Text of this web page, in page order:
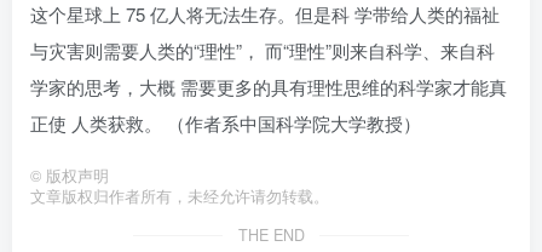
这个星球上 75 亿人将无法生存。但是科 学带给人类的福祉
与灾害则需要人类的“理性”， 而“理性”则来自科学、来自科
学家的思考，大概 需要更多的具有理性思维的科学家才能真
正使 人类获救。 （作者系中国科学院大学教授）
© 版权声明
文章版权归作者所有，未经允许请勿转载。
THE END